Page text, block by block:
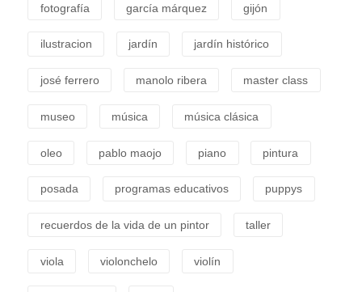
fotografía garcía márquez gijón
ilustracion jardín jardín histórico
josé ferrero manolo ribera master class
museo música música clásica
oleo pablo maojo piano pintura
posada programas educativos puppys
recuerdos de la vida de un pintor taller
viola violonchelo violín